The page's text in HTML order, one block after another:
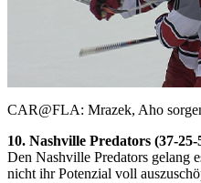
CAR@FLA: Mrazek, Aho
10. Nashville Predators (37-
Den Nashville Predators gelang
nicht ihr Potenzial voll